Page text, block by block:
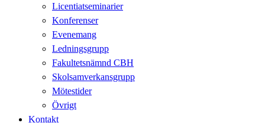
Licentiatseminarier
Konferenser
Evenemang
Ledningsgrupp
Fakultetsnämnd CBH
Skolsamverkansgrupp
Mötestider
Övrigt
Kontakt